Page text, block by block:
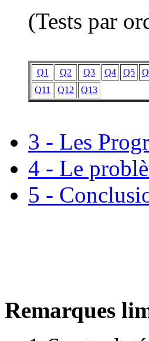
(Tests par
Q1 Q2 Q3 Q4 Q5
Q11
Q12 Q13
3 - Les
4 - Le
5 -
Remarques